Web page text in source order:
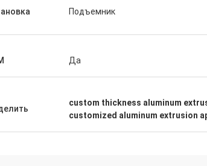
Подъемник
Да
custom thickness aluminum
customized aluminum extrusion